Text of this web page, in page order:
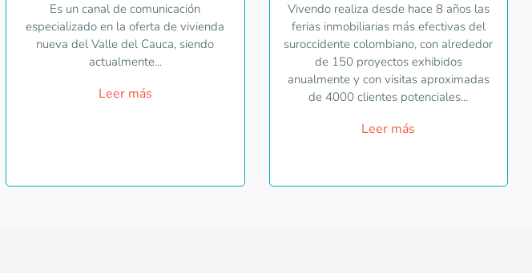
Es un canal de comunicación
especializado en la oferta de vivienda
nueva del Valle del Cauca, siendo
actualmente...
Leer más
Vivendo realiza desde hace 8 años las
ferias inmobiliarias más efectivas del
suroccidente colombiano, con alrededor
de 150 proyectos exhibidos
anualmente y con visitas aproximadas
de 4000 clientes potenciales...
Leer más